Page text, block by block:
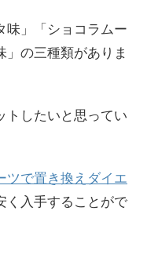
味」「ショコラムー
の三種類がありま
トしたいと思ってい
ツで置き換えダイエ
く入手することがで